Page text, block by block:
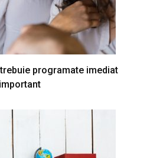
programate imediat